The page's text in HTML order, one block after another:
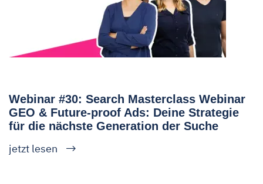
Webinar #30: Search Masterclass Webinar
GEO & Future-proof Ads: Deine Strategie
für die nächste Generation der Suche
jetzt lesen